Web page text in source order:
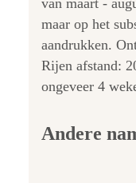
van maart -
maar op het
aandrukken.
Rijen afstand:
ongeveer 4
Andere